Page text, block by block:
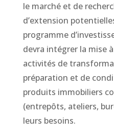
le marché et de
d’extension
programme
devra intégrer la mise
activités de
préparation et de
produits immobiliers
(entrepôts, ateliers,
leurs besoins.